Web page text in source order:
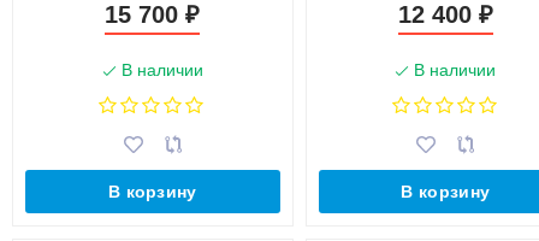
15 700₽
В наличии
В корзину
12 400 ₽
В наличии
В корзину